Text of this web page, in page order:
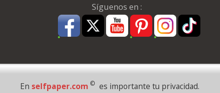
Síguenos en :
Pago Seguro
En selfpaper.com © es importante tu privacidad.